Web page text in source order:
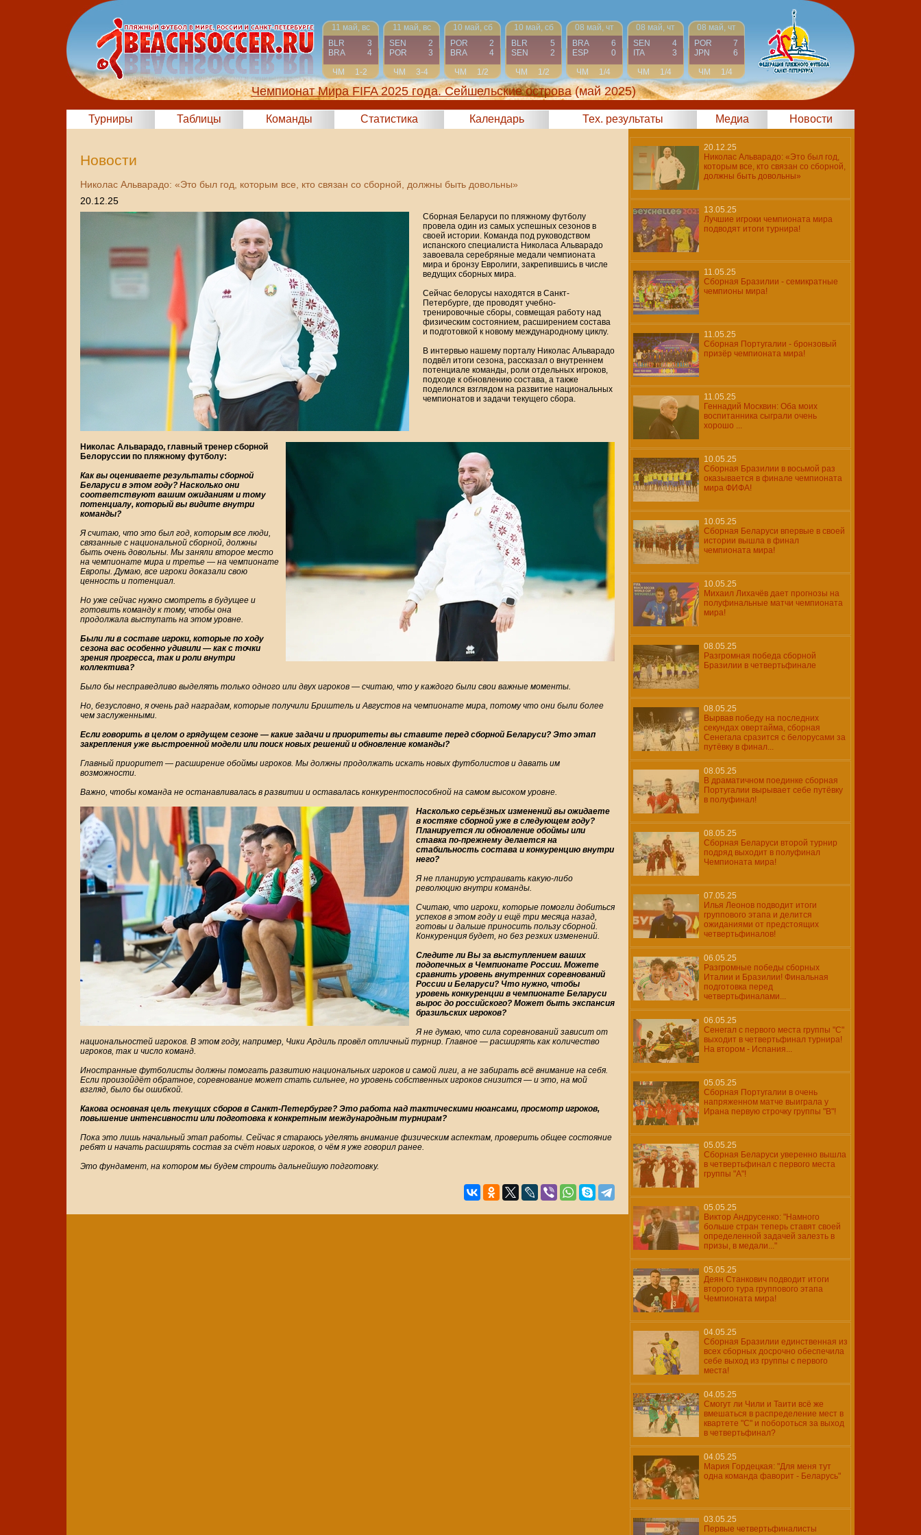
11 май, вс
BLR
3
BRA
4
ЧМ
1-2
11 май, вс
SEN
2
POR
3
ЧМ
3-4
10 май, сб
POR
2
BRA
4
ЧМ
1/2
10 май, сб
BLR
5
SEN
2
ЧМ
1/2
08 май, чт
BRA
6
ESP
0
ЧМ
1/4
08 май, чт
SEN
4
ITA
3
ЧМ
1/4
08 май, чт
POR
7
JPN
6
ЧМ
1/4
Чемпионат Мира FIFA 2025 года. Сейшельские острова (май 2025)
Турниры Таблицы Команды Статистика Календарь Тех. результаты Медиа Новости
Новости
Николас Альварадо: «Это был год, которым все, кто связан со сборной, должны быть довольны»
20.12.25
Сборная Беларуси по пляжному футболу
провела один из самых успешных сезонов в
своей истории. Команда под руководством
испанского специалиста Николаса Альварадо
завоевала серебряные медали чемпионата
мира и бронзу Евролиги, закрепившись в числе
ведущих сборных мира.
Сейчас белорусы находятся в Санкт-
Петербурге, где проводят учебно-
тренировочные сборы, совмещая работу над
физическим состоянием, расширением состава
и подготовкой к новому международному циклу.
В интервью нашему порталу Николас Альварадо
подвёл итоги сезона, рассказал о внутреннем
потенциале команды, роли отдельных игроков,
подходе к обновлению состава, а также
поделился взглядом на развитие национальных
чемпионатов и задачи текущего сбора.
Николас Альварадо, главный тренер сборной
Белоруссии по пляжному футболу:
Как вы оцениваете результаты сборной
Беларуси в этом году? Насколько они
соответствуют вашим ожиданиям и тому
потенциалу, который вы видите внутри
команды?
Я считаю, что это был год, которым все люди,
связанные с национальной сборной, должны
быть очень довольны. Мы заняли второе место
на чемпионате мира и третье — на чемпионате
Европы. Думаю, все игроки доказали свою
ценность и потенциал.
Но уже сейчас нужно смотреть в будущее и
готовить команду к тому, чтобы она
продолжала выступать на этом уровне.
Были ли в составе игроки, которые по ходу
сезона вас особенно удивили — как с точки
зрения прогресса, так и роли внутри
коллектива?
Было бы несправедливо выделять только одного или двух игроков — считаю, что у каждого были свои важные моменты.
Но, безусловно, я очень рад наградам, которые получили Бриштель и Августов на чемпионате мира, потому что они были более
чем заслуженными.
Если говорить в целом о грядущем сезоне — какие задачи и приоритеты вы ставите перед сборной Беларуси? Это этап
закрепления уже выстроенной модели или поиск новых решений и обновление команды?
Главный приоритет — расширение обоймы игроков. Мы должны продолжать искать новых футболистов и давать им
возможности.
Важно, чтобы команда не останавливалась в развитии и оставалась конкурентоспособной на самом высоком уровне.
Насколько серьёзных изменений вы ожидаете
в костяке сборной уже в следующем году?
Планируется ли обновление обоймы или
ставка по-прежнему делается на
стабильность состава и конкуренцию внутри
него?
Я не планирую устраивать какую-либо
революцию внутри команды.
Считаю, что игроки, которые помогли добиться
успехов в этом году и ещё три месяца назад,
готовы и дальше приносить пользу сборной.
Конкуренция будет, но без резких изменений.
Следите ли Вы за выступлением ваших
подопечных в Чемпионате России. Можете
сравнить уровень внутренних соревнований
России и Беларуси? Что нужно, чтобы
уровень конкуренции в чемпионате Беларуси
вырос до российского? Может быть экспансия
бразильских игроков?
Я не думаю, что сила соревнований зависит от
национальностей игроков. В этом году, например, Чики Ардиль провёл отличный турнир. Главное — расширять как количество
игроков, так и число команд.
Иностранные футболисты должны помогать развитию национальных игроков и самой лиги, а не забирать всё внимание на себя.
Если произойдёт обратное, соревнование может стать сильнее, но уровень собственных игроков снизится — и это, на мой
взгляд, было бы ошибкой.
Какова основная цель текущих сборов в Санкт-Петербурге? Это работа над тактическими нюансами, просмотр игроков,
повышение интенсивности или подготовка к конкретным международным турнирам?
Пока это лишь начальный этап работы. Сейчас я стараюсь уделять внимание физическим аспектам, проверить общее состояние
ребят и начать расширять состав за счёт новых игроков, о чём я уже говорил ранее.
Это фундамент, на котором мы будем строить дальнейшую подготовку.
20.12.25
Николас Альварадо: «Это был год,
которым все, кто связан со сборной,
должны быть довольны»
13.05.25
Лучшие игроки чемпионата мира
подводят итоги турнира!
11.05.25
Сборная Бразилии - семикратные
чемпионы мира!
11.05.25
Сборная Португалии - бронзовый
призёр чемпионата мира!
11.05.25
Геннадий Москвин: Оба моих
воспитанника сыграли очень
хорошо ...
10.05.25
Сборная Бразилии в восьмой раз
оказывается в финале чемпионата
мира ФИФА!
10.05.25
Cборная Беларуси впервые в своей
истории вышла в финал
чемпионата мира!
10.05.25
Михаил Лихачёв дает прогнозы на
полуфинальные матчи чемпионата
мира!
08.05.25
Разгромная победа сборной
Бразилии в четвертьфинале
08.05.25
Вырвав победу на последних
секундах овертайма, сборная
Сенегала сразится с белорусами за
путёвку в финал...
08.05.25
В драматичном поединке сборная
Португалии вырывает себе путёвку
в полуфинал!
08.05.25
Сборная Беларуси второй турнир
подряд выходит в полуфинал
Чемпионата мира!
07.05.25
Илья Леонов подводит итоги
группового этапа и делится
ожиданиями от предстоящих
четвертьфиналов!
06.05.25
Разгромные победы сборных
Италии и Бразилии! Финальная
подготовка перед
четвертьфиналами...
06.05.25
Сенегал с первого места группы "С"
выходит в четвертьфинал турнира!
На втором - Испания...
05.05.25
Сборная Португалии в очень
напряженном матче выиграла у
Ирана первую строчку группы "В"!
05.05.25
Cборная Беларуси уверенно вышла
в четвертьфинал с первого места
группы "А"!
05.05.25
Виктор Андрусенко: "Намного
больше стран теперь ставят своей
определенной задачей залезть в
призы, в медали..."
05.05.25
Деян Станкович подводит итоги
второго тура группового этапа
Чемпионата мира!
04.05.25
Сборная Бразилии единственная из
всех сборных досрочно обеспечила
себе выход из группы с первого
места!
04.05.25
Смогут ли Чили и Таити всё же
вмешаться в распределение мест в
квартете "С" и побороться за выход
в четвертьфинал?
04.05.25
Мария Гордецкая: "Для меня тут
одна команда фаворит - Беларусь"
03.05.25
Первые четвертьфиналисты